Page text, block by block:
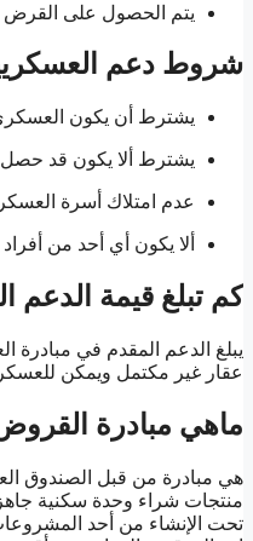
يتم الحصول على القرض
شروط دعم
يشترط أن يكون
يشترط ألا يكون قد
عدم امتلاك أسرة
ألا يكون أي أحد من
كم تبلغ قيمة الدعم
يبلغ الدعم المقدم في مبادرة
عقار غير مكتمل ويمكن للعسكري الحصول على قرض إضافي
ماهي مبادرة
هي مبادرة من قبل الصندوق
منتجات شراء وحدة سكنية